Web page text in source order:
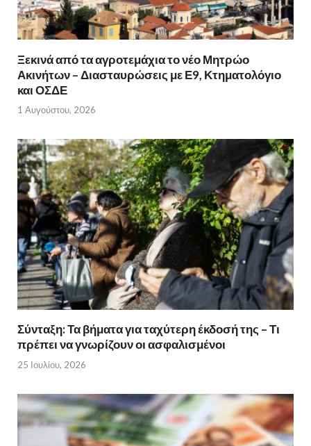
Ξεκινά από τα αγροτεμάχια το νέο Μητρώο
Ακινήτων – Διασταυρώσεις με Ε9, Κτηματολόγιο
και ΟΣΔΕ
1 Αυγούστου, 2026
Σύνταξη: Τα βήματα για ταχύτερη έκδοσή της – Τι
πρέπει να γνωρίζουν οι ασφαλισμένοι
25 Ιουλίου, 2026